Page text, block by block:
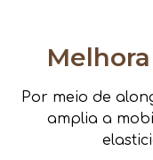
Por meio de
amplia a